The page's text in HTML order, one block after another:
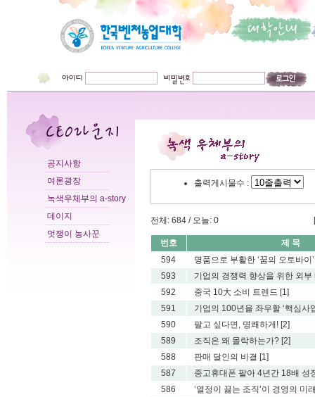
공지사항
여론광장
녹색우체부의 a-story
데이지
멋쟁이 농사꾼
출력게시물수 :
전체: 684 / 오늘: 0
번호
제 목
594
명품으로 부활한 ‘꿈의 오토바이
593
기업의 경쟁력 향상을 위한 외
592
중국 10大 소비 트렌드 [1]
591
기업의 100년을 좌우할 ‘핵심사
590
팔고 싶다면, 명쾌하게! [2]
589
조직은 왜 몰락하는가? [2]
588
판매 달인의 비결 [1]
587
중고휴대폰 팔아 4년간 18배 성
586
‘열정이 끓는 조직’이 경영의 미